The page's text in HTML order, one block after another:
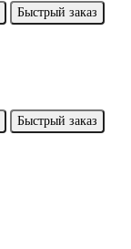
Быстрый заказ
Быстрый заказ